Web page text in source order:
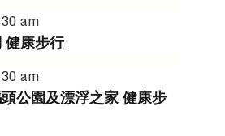
am
健康步行
am
公園及漂浮之家 健康步